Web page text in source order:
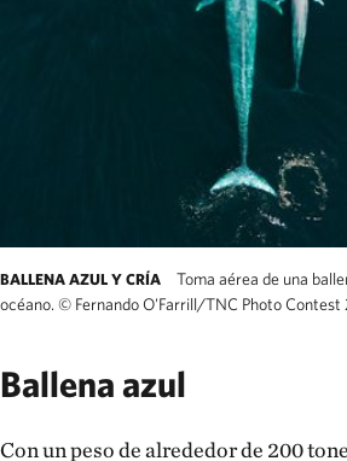
BALLENA AZUL Y CRÍA
Toma aérea de una
océano. © Fernando O'Farrill/TNC Photo Contest
Ballena azul
Con un peso de alrededor de 200